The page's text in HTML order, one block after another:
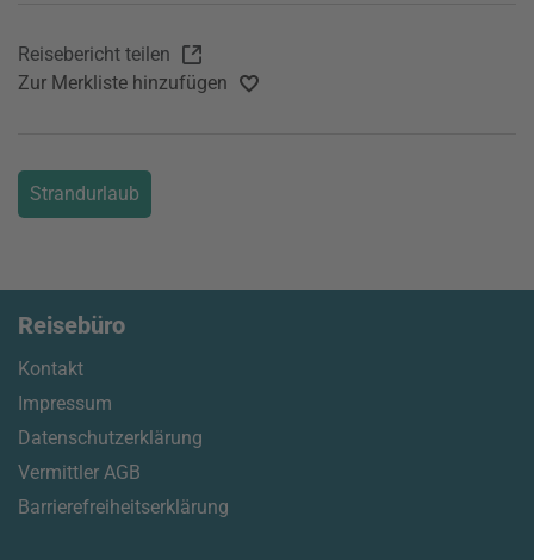
Reisebericht teilen
Zur Merkliste hinzufügen
Strandurlaub
Reisebüro
Kontakt
Impressum
Datenschutzerklärung
Vermittler AGB
Barrierefreiheitserklärung